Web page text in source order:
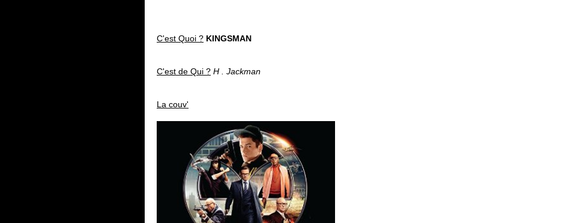
C'est Quoi ? KINGSMAN
C'est de Qui ? H . Jackman
La couv'